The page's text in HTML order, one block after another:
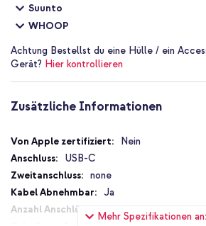
Suunto
WHOOP
Achtung Bestellst du eine Hülle / ein
Gerät? Hier kontrollieren
Zusätzliche Informationen
Mehr Spezifikationen
Zusätzliche
Informationen
Nein
USB-C
none
Ja
1